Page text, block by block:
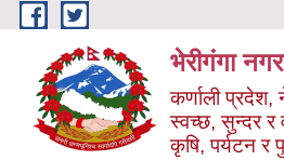
Skip to main content
भेरीगंगा
कर्णाली प्रदेश,
स्वच्छ, सुन्दर र
कृषि, पर्यटन र